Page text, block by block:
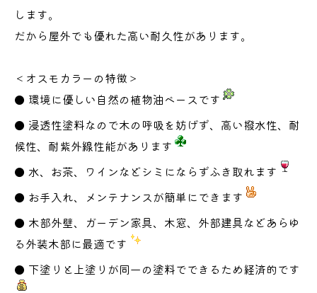
します。
だから屋外でも優れた高い耐久性があります。
＜オスモカラーの特徴＞
● 環境に優しい自然の植物油ベースです
● 浸透性塗料なので木の呼吸を妨げず、高い撥水性、耐
候性、耐紫外線性能があります
● 水、お茶、ワインなどシミにならずふき取れます
● お手入れ、メンテナンスが簡単にできます
● 木部外壁、ガーデン家具、木窓、外部建具などあらゆ
る外装木部に最適です
● 下塗りと上塗りが同一の塗料でできるため経済的です